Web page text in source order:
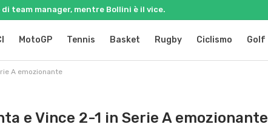
team manager, mentre Bollini è il vice.
MotoGP Tennis Basket Rugby Ciclismo Golf
A emozionante
e Vince 2-1 in Serie A emozionante